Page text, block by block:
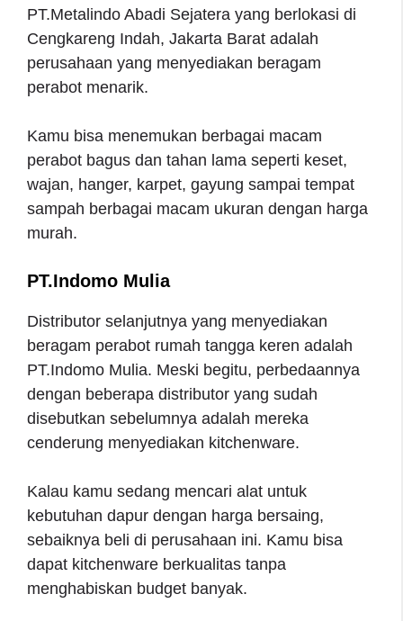
PT.Metalindo Abadi Sejatera yang berlokasi di
Cengkareng Indah, Jakarta Barat adalah
perusahaan yang menyediakan beragam
perabot menarik.
Kamu bisa menemukan berbagai macam
perabot bagus dan tahan lama seperti keset,
wajan, hanger, karpet, gayung sampai tempat
sampah berbagai macam ukuran dengan harga
murah.
PT.Indomo Mulia
Distributor selanjutnya yang menyediakan
beragam perabot rumah tangga keren adalah
PT.Indomo Mulia. Meski begitu, perbedaannya
dengan beberapa distributor yang sudah
disebutkan sebelumnya adalah mereka
cenderung menyediakan kitchenware.
Kalau kamu sedang mencari alat untuk
kebutuhan dapur dengan harga bersaing,
sebaiknya beli di perusahaan ini. Kamu bisa
dapat kitchenware berkualitas tanpa
menghabiskan budget banyak.